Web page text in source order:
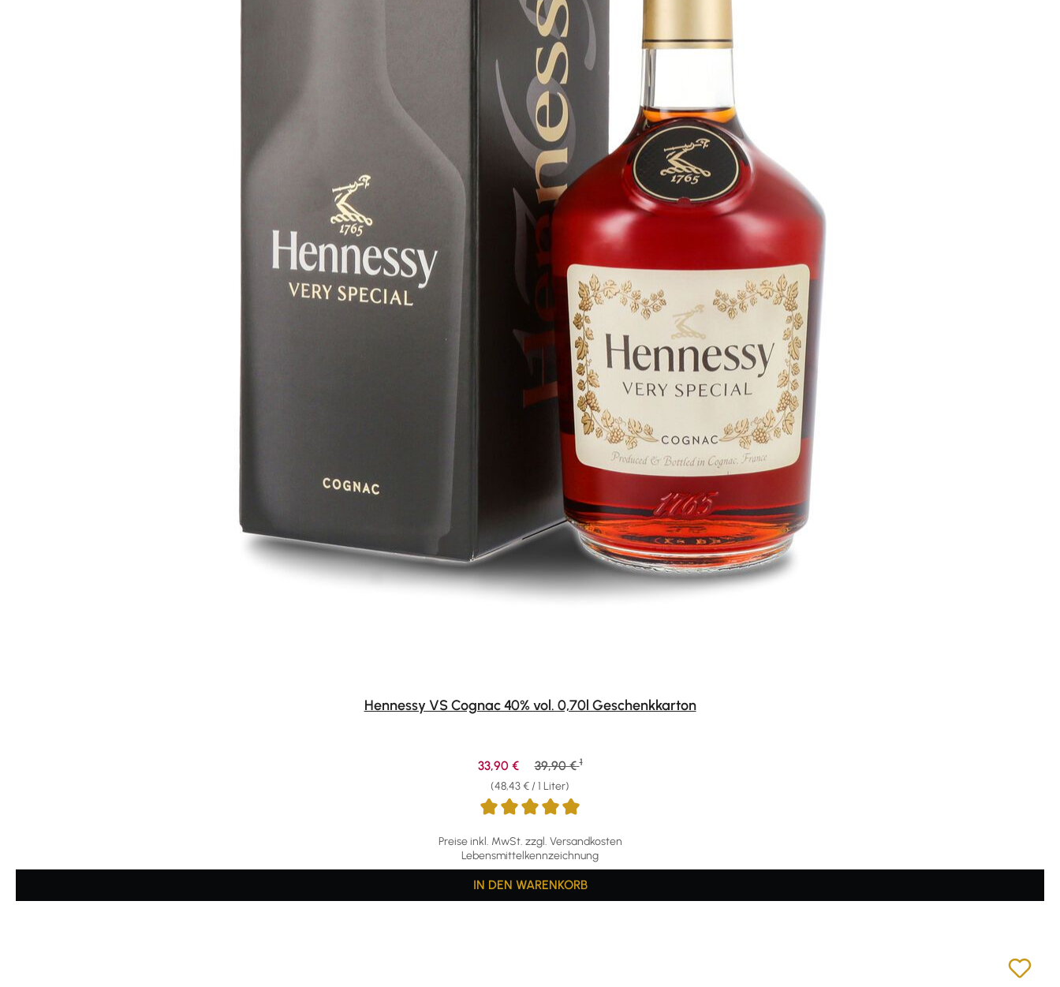
Hennessy VS Cognac 40% vol. 0,70l Geschenkkarton
Preise inkl. MwSt. zzgl. Versandkosten
Lebensmittelkennzeichnung
(48,43 € / 1 Liter)
Verkaufspreis:
33,90 € Regulärer Preis:
39,90 € 1
IN DEN WARENKORB